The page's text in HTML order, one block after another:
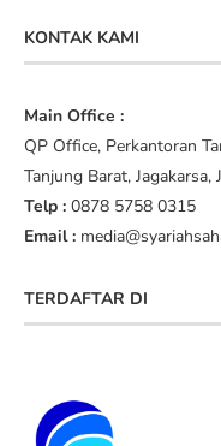
KONTAK KAMI
Main Office :
QP Office, Perkantoran
Tanjung Barat,
Telp : 0878 5758 0315
Email :
TERDAFTAR DI